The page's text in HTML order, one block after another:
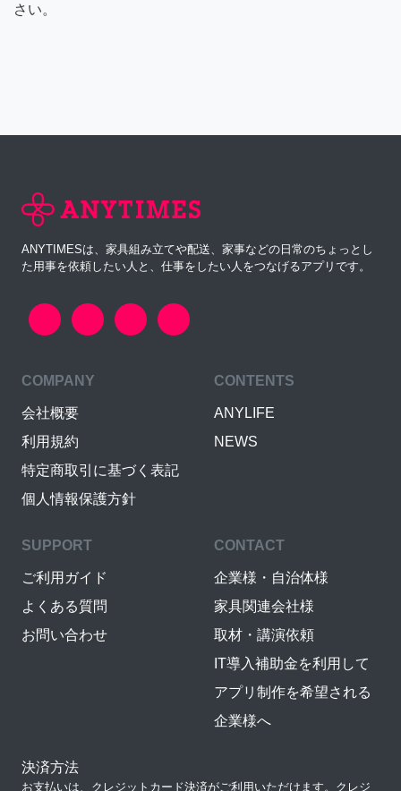
さい。
ANYTIMESは、家具組み立てや配送、家事などの日常のちょっとし
た用事を依頼したい人と、仕事をしたい人をつなげるアプリです。
COMPANY
会社概要
利用規約
特定商取引に基づく表記
個人情報保護方針
CONTENTS
ANYLIFE
NEWS
SUPPORT
ご利用ガイド
よくある質問
お問い合わせ
CONTACT
企業様・自治体様
家具関連会社様
取材・講演依頼
IT導入補助金を利用して
アプリ制作を希望される
企業様へ
決済方法
お支払いは、クレジットカード決済がご利用いただけます。クレジ